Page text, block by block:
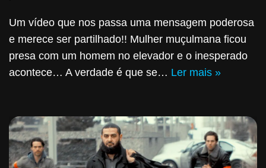
Um vídeo que nos passa uma mensagem poderosa
e merece ser partilhado!! Mulher muçulmana ficou
presa com um homem no elevador e o inesperado
acontece… A verdade é que se… Ler mais »